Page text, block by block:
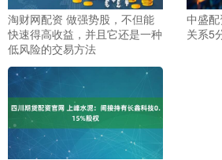
淘财网配资 做强势股，不但能
快速得高收益，并且它还是一种
低风险的交易方法
中盛
关系5